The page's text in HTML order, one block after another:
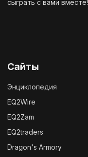
сыграть с вами вместе!
Сайты
Энциклопедия
EQ2Wire
EQ2Zam
EQ2traders
Dragon's Armory